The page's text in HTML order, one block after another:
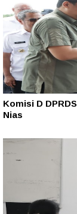
Komisi D
Nias